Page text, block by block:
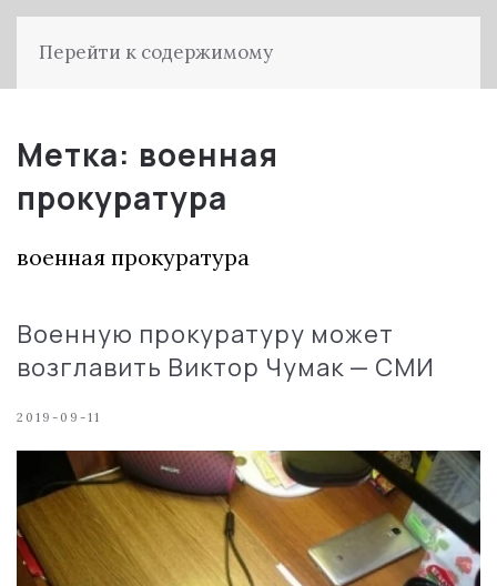
Перейти к содержимому
Метка: военная
прокуратура
военная прокуратура
Военную прокуратуру может
возглавить Виктор Чумак — СМИ
2019-09-11